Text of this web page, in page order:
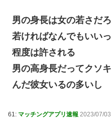
男の身長は女の若さだろ
若ければなんでもいい
程度は許される
男の高身長だってクソ
んだ彼女いるの多いし
61: マッチングアプリ速報 2023/07/